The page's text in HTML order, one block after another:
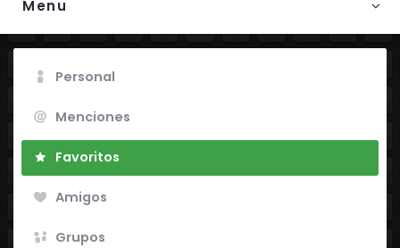
Menu
Personal
Menciones
Favoritos
Amigos
Grupos